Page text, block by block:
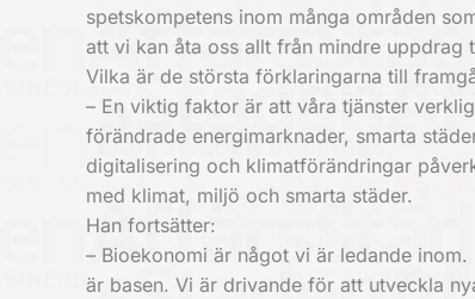
spetskompetens inom många områden
att vi kan åta oss allt från mindre
Vilka är de största förklaringarna till
– En viktig faktor är att våra tjänster
förändrade energimarknader, smarta
digitalisering och klimatförändringar
med klimat, miljö och smarta städer.
Han fortsätter:
– Bioekonomi är något vi är ledande
är basen. Vi är drivande för att utveckla